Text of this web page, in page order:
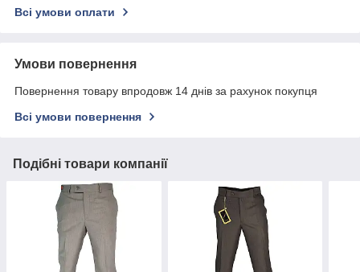
Всі умови оплати
Умови повернення
Повернення товару впродовж 14 днів за рахунок покупця
Всі умови повернення
Подібні товари компанії